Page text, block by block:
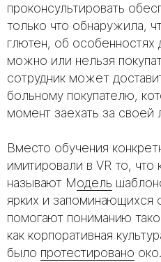
проконсультировать
только что обнаружила,
глютен, об особенностях
можно или нельзя
сотрудник может
больному покупателю,
момент заехать за
Вместо обучения
имитировали в VR то, что
называют Модель
ярких и запоминающихся
помогают пониманию
как корпоративная
было протестировано